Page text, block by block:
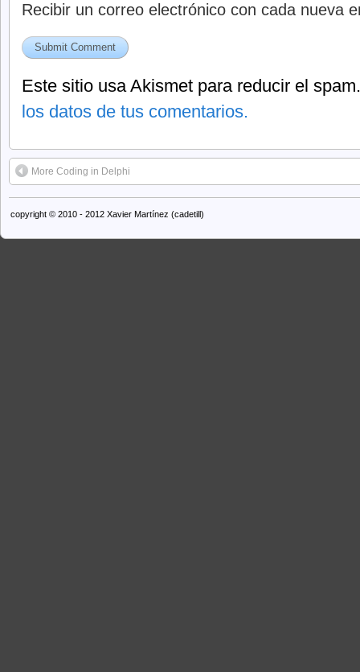
Recibir un correo electrónico con cada nueva
Este sitio usa Akismet para reducir el
los datos de tus comentarios.
More Coding in Delphi
copyright © 2010 - 2012 Xavier Martínez (cadetill)